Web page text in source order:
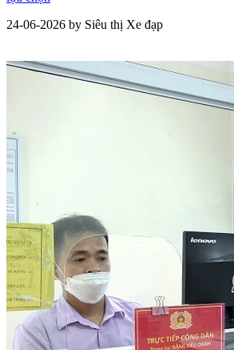
24-06-2026 by Siêu thị Xe đạp